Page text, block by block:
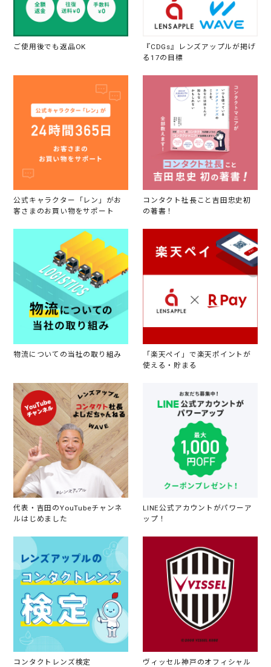
ご使用後でも返品OK
『CDGs』レンズアップルが掲げ
る17の目標
公式キャラクター「レン」がお
客さまのお買い物をサポート
コンタクト社長こと吉田忠史初
の著書！
物流についての当社の取り組み
「楽天ペイ」で楽天ポイントが
使える・貯まる
代表・吉田のYouTubeチャンネ
ルはじめました
LINE公式アカウントがパワーア
ップ！
コンタクトレンズ検定
ヴィッセル神戸のオフィシャル